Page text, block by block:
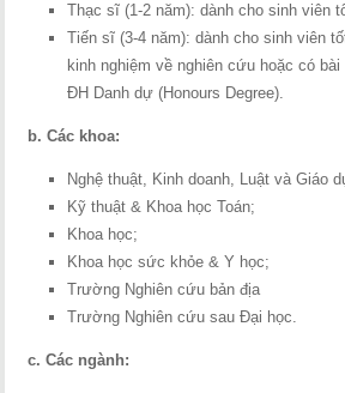
Thạc sĩ (1-2 năm): dành cho sinh viên
Tiến sĩ (3-4 năm): dành cho sinh viên
kinh nghiệm về nghiên cứu hoặc có
ĐH Danh dự (Honours Degree).
b.Các khoa:
Nghệ thuật, Kinh doanh, Luật và Giáo
Kỹ thuật & Khoa học Toán;
Khoa học;
Khoa học sức khỏe & Y học;
Trường Nghiên cứu bản địa
Trường Nghiên cứu sau Đại học.
c.Các ngành: